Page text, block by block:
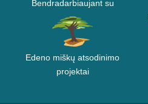
Bendradarbiaujant su
Edeno miškų atsodinimo
projektai